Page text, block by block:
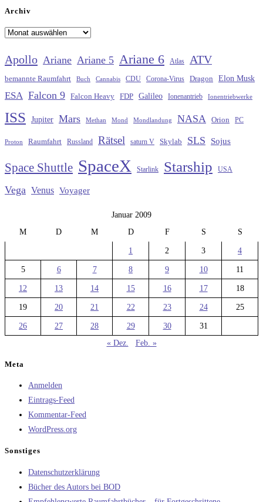
Archiv
Archiv
Apollo Ariane Ariane 5 Ariane 6 Atlas ATV
bemannte Raumfahrt Buch Cannabis CDU Corona-Virus Dragon Elon Musk
ESA Falcon 9 Falcon Heavy FDP Galileo Ionenantrieb Ionentriebwerke
ISS Jupiter Mars Methan Mond Mondlandung NASA Orion PC
Proton Raumfahrt Russland Rätsel saturn V Skylab SLS Sojus
Space Shuttle SpaceX Starlink Starship USA
Vega Venus Voyager
Januar 2009
M
D M D F S S
1 2 3 4
5 6 7 8 9 10 11
12 13 14 15 16 17 18
19 20 21 22 23 24 25
26 27 28 29 30
31
« Dez.
Feb. »
Meta
Anmelden
Eintrags-Feed
Kommentar-Feed
WordPress.org
Sonstiges
Datenschutzerklärung
Bücher des Autors bei BOD